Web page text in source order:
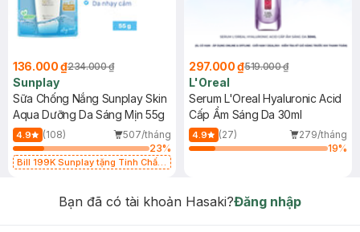
136.000 ₫234.000 ₫
Sunplay
Sữa Chống Nắng Sunplay Skin
Aqua Dưỡng Da Sáng Mịn 55g
4.9 (108)
507/tháng
23%
Bill 199K Sunplay tặng Tinh Chất
297.000 ₫519.000 ₫
L'Oreal
Serum L'Oreal Hyaluronic Acid
Cấp Ẩm Sáng Da 30ml
4.9 (27)
279/tháng
19%
Bạn đã có tài khoản Hasaki?Đăng nhập